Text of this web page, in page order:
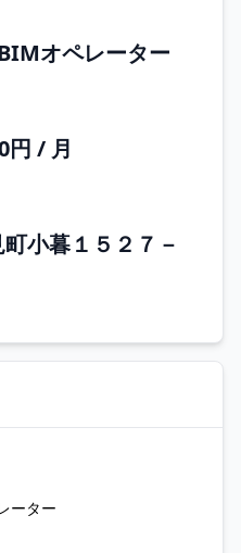
オペレーター
円 / 月
小暮１５２７－
ーター